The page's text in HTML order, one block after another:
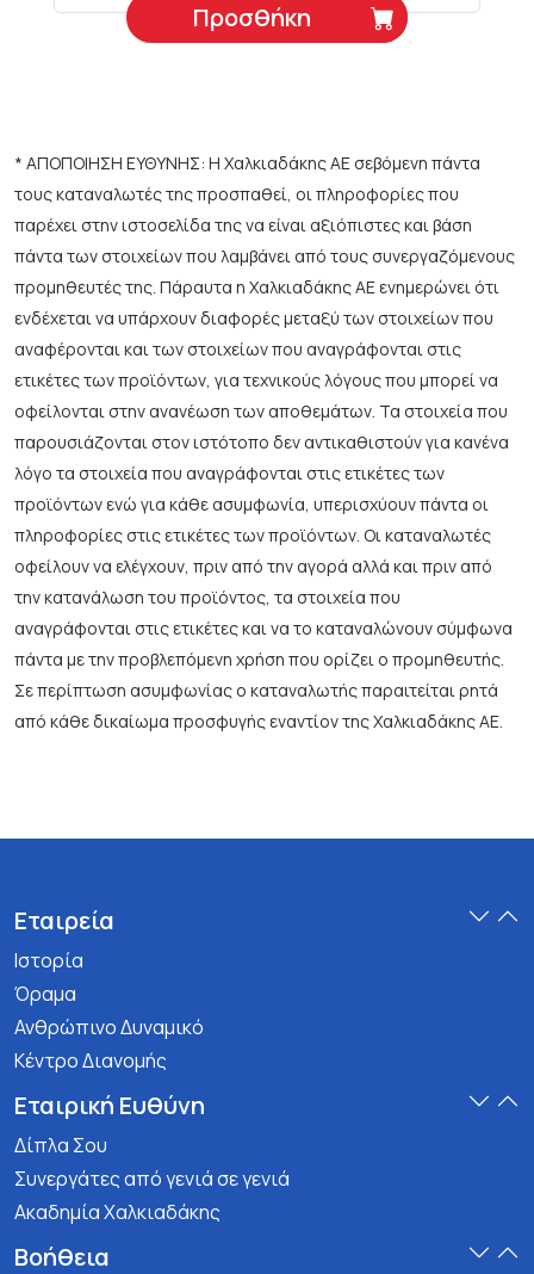
Προσθήκη
* ΑΠΟΠΟΙΗΣΗ ΕΥΘΥΝΗΣ: Η Χαλκιαδάκης ΑΕ σεβόμενη πάντα
τους καταναλωτές της προσπαθεί, οι πληροφορίες που
παρέχει στην ιστοσελίδα της να είναι αξιόπιστες και βάση
πάντα των στοιχείων που λαμβάνει από τους συνεργαζόμενους
προμηθευτές της. Πάραυτα η Χαλκιαδάκης ΑΕ ενημερώνει ότι
ενδέχεται να υπάρχουν διαφορές μεταξύ των στοιχείων που
αναφέρονται και των στοιχείων που αναγράφονται στις
ετικέτες των προϊόντων, για τεχνικούς λόγους που μπορεί να
οφείλονται στην ανανέωση των αποθεμάτων. Τα στοιχεία που
παρουσιάζονται στον ιστότοπο δεν αντικαθιστούν για κανένα
λόγο τα στοιχεία που αναγράφονται στις ετικέτες των
προϊόντων ενώ για κάθε ασυμφωνία, υπερισχύουν πάντα οι
πληροφορίες στις ετικέτες των προϊόντων. Οι καταναλωτές
οφείλουν να ελέγχουν, πριν από την αγορά αλλά και πριν από
την κατανάλωση του προϊόντος, τα στοιχεία που
αναγράφονται στις ετικέτες και να το καταναλώνουν σύμφωνα
πάντα με την προβλεπόμενη χρήση που ορίζει ο προμηθευτής.
Σε περίπτωση ασυμφωνίας ο καταναλωτής παραιτείται ρητά
από κάθε δικαίωμα προσφυγής εναντίον της Χαλκιαδάκης ΑΕ.
Εταιρεία
Ιστορία
Όραμα
Ανθρώπινο Δυναμικό
Κέντρο Διανομής
Εταιρική Ευθύνη
Δίπλα Σου
Συνεργάτες από γενιά σε γενιά
Ακαδημία Χαλκιαδάκης
Βοήθεια